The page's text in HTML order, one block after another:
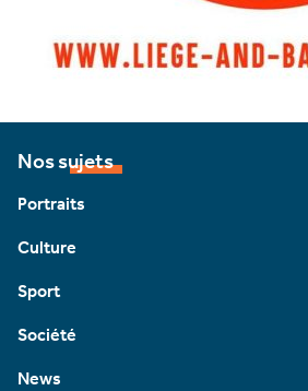
Nos sujets
Portraits
Culture
Sport
Société
News